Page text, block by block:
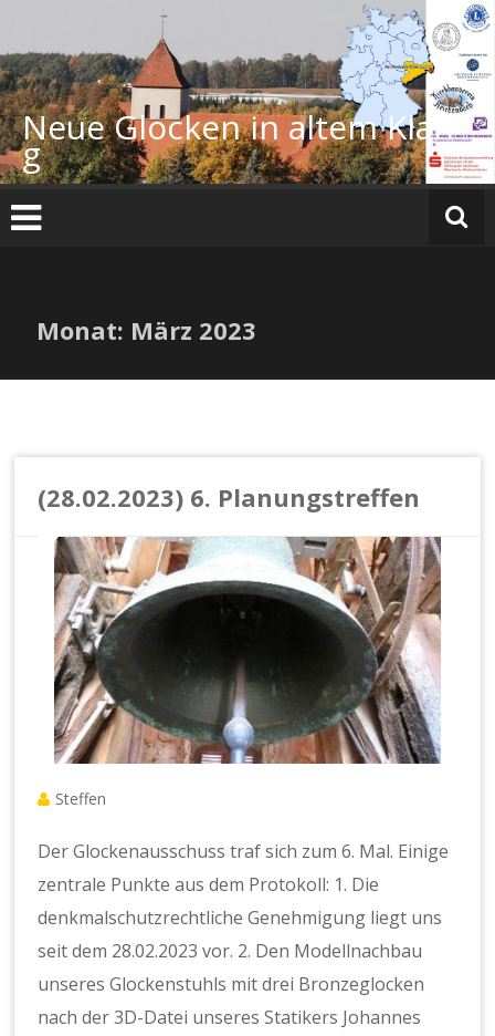
springen
Neue Glocken in altem Klan
g
Monat: März 2023
(28.02.2023) 6. Planungstreffen
Steffen
Der Glockenausschuss traf sich zum 6. Mal. Einige
zentrale Punkte aus dem Protokoll: 1. Die
denkmalschutzrechtliche Genehmigung liegt uns
seit dem 28.02.2023 vor. 2. Den Modellnachbau
unseres Glockenstuhls mit drei Bronzeglocken
nach der 3D-Datei unseres Statikers Johannes